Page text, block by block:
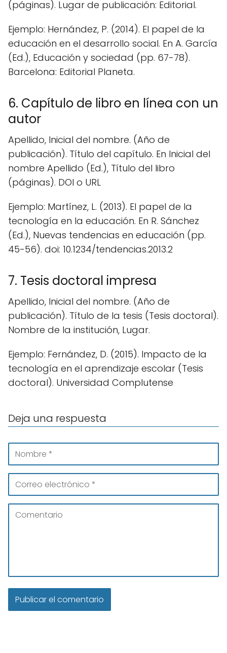
(páginas). Lugar de publicación: Editorial.
Ejemplo: Hernández, P. (2014). El papel de la
educación en el desarrollo social. En A. García
(Ed.), Educación y sociedad (pp. 67-78).
Barcelona: Editorial Planeta.
6. Capítulo de libro en línea con un
autor
Apellido, Inicial del nombre. (Año de
publicación). Título del capítulo. En Inicial del
nombre Apellido (Ed.), Título del libro
(páginas). DOI o URL
Ejemplo: Martínez, L. (2013). El papel de la
tecnología en la educación. En R. Sánchez
(Ed.), Nuevas tendencias en educación (pp.
45-56). doi: 10.1234/tendencias.2013.2
7. Tesis doctoral impresa
Apellido, Inicial del nombre. (Año de
publicación). Título de la tesis (Tesis doctoral).
Nombre de la institución, Lugar.
Ejemplo: Fernández, D. (2015). Impacto de la
tecnología en el aprendizaje escolar (Tesis
doctoral). Universidad Complutense
Deja una respuesta